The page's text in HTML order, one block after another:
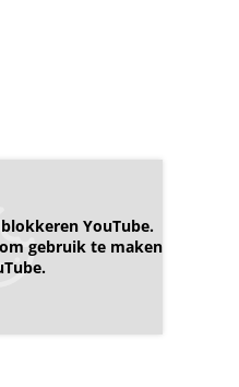
YouTube.
gebruik te maken